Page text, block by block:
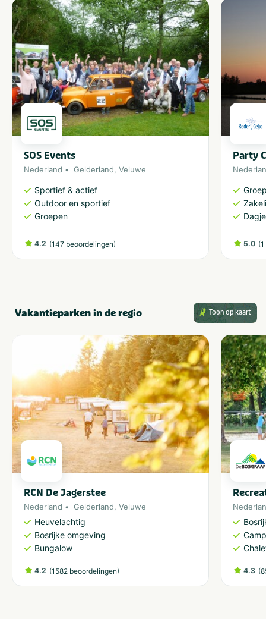
Mindervaliden
Het schip beschikt over een invalidentoilet.
Vaargebied
De Carpe Diem is inzetbaar in Nederland, Duitsland en
België.
SOS Events
Nederland Gelderland, Veluwe
Sportief & actief
Outdoor en sportief
Groepen
4.2 (147 beoordelingen)
Party
5.0 (
Vakantieparken in de regio Toon op kaart
RCN De Jagerstee
Nederland Gelderland, Veluwe
Heuvelachtig
Bosrijke omgeving
Bungalow
4.2 (1582 beoordelingen) 4.3 (